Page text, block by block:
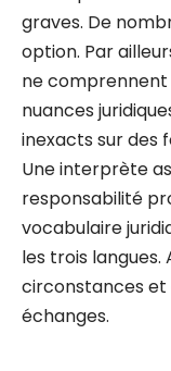
graves. De
option. Par
ne
nuances
inexacts sur des
Une interprète
responsabilité
vocabulaire
les trois
circonstances et
échanges.